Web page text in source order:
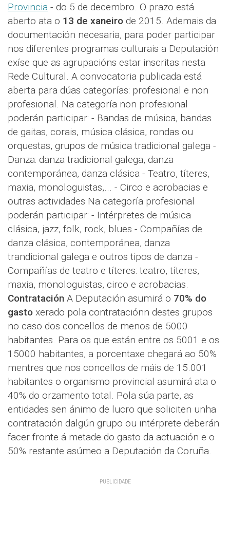
Provincia - do 5 de decembro. O prazo está
aberto ata o 13 de xaneiro de 2015. Ademais da
documentación necesaria, para poder participar
nos diferentes programas culturais a Deputación
exíse que as agrupacións estar inscritas nesta
Rede Cultural. A convocatoria publicada está
aberta para dúas categorías: profesional e non
profesional. Na categoría non profesional
poderán participar: - Bandas de música, bandas
de gaitas, corais, música clásica, rondas ou
orquestas, grupos de música tradicional galega -
Danza: danza tradicional galega, danza
contemporánea, danza clásica - Teatro, títeres,
maxia, monologuistas,... - Circo e acrobacias e
outras actividades Na categoría profesional
poderán participar: - Intérpretes de música
clásica, jazz, folk, rock, blues - Compañías de
danza clásica, contemporánea, danza
trandicional galega e outros tipos de danza -
Compañías de teatro e títeres: teatro, títeres,
maxia, monologuistas, circo e acrobacias.
Contratación A Deputación asumirá o 70% do
gasto xerado pola contrataciónn destes grupos
no caso dos concellos de menos de 5000
habitantes. Para os que están entre os 5001 e os
15000 habitantes, a porcentaxe chegará ao 50%
mentres que nos concellos de máis de 15.001
habitantes o organismo provincial asumirá ata o
40% do orzamento total. Pola súa parte, as
entidades sen ánimo de lucro que soliciten unha
contratación dalgún grupo ou intérprete deberán
facer fronte á metade do gasto da actuación e o
50% restante asúmeo a Deputación da Coruña.